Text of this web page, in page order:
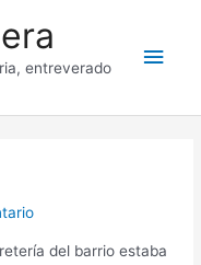
entreverado
del barrio estaba